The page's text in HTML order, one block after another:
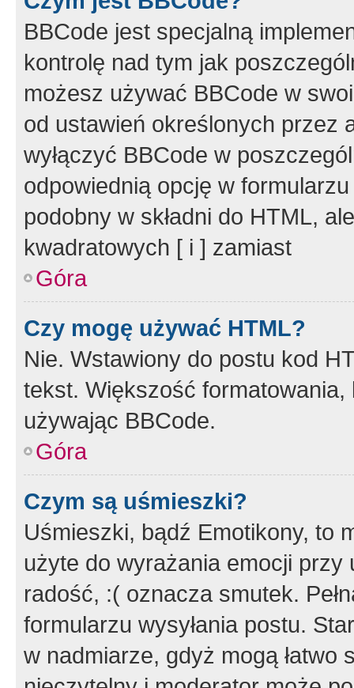
BBCode jest specjalną
kontrolę nad tym jak
możesz używać BBCode w
od ustawień określonych przez
wyłączyć BBCode w
odpowiednią opcję w
podobny w składni do HTML,
kwadratowych [ i ] zamiast
Góra
Czy mogę używać HTML?
Nie. Wstawiony do postu kod
tekst. Większość
używając BBCode.
Góra
Czym są uśmieszki?
Uśmieszki, bądź Emotikony, to
użyte do wyrażania emocji
radość, :( oznacza smutek.
formularzu wysyłania postu.
w nadmiarze, gdyż mogą